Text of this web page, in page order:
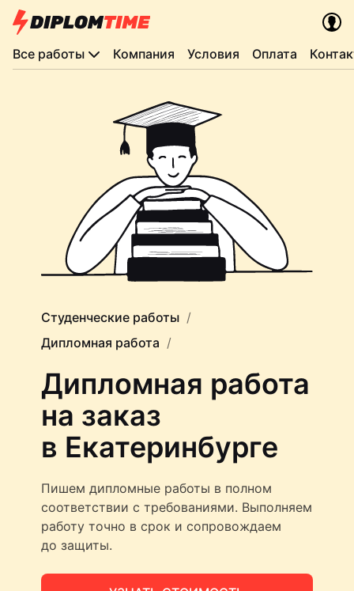
Все работы Компания Условия Оплата
Студенческие работы
Дипломная работа
Дипломная работа
на заказ
в Екатеринбурге
Пишем дипломные работы в полном
соответствии с требованиями. Выполняем
работу точно в срок и сопровождаем
до защиты.